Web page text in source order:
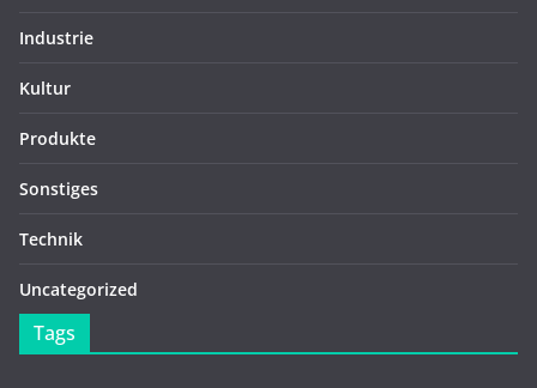
Industrie
Kultur
Produkte
Sonstiges
Technik
Uncategorized
Tags